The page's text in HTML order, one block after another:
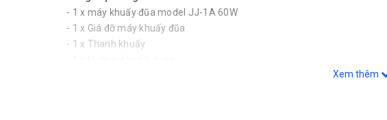
- 1 x máy khuấy đũa model JJ-1A 60W
- 1 x Giá đỡ máy khuấy đũa
- 1 x Thanh khuấy
Xem thêm